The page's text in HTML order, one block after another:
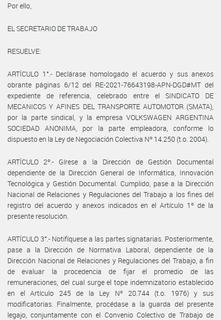
Por ello,
EL SECRETARIO DE TRABAJO
RESUELVE:
ARTÍCULO 1°.- Declárase homologado el acuerdo y sus anexos
obrante páginas 6/12 del RE-2021-76643198-APN-DGD#MT del
expediente de referencia, celebrado entre el SINDICATO DE
MECANICOS Y AFINES DEL TRANSPORTE AUTOMOTOR (SMATA),
por la parte sindical, y la empresa VOLKSWAGEN ARGENTINA
SOCIEDAD ANONIMA, por la parte empleadora, conforme lo
dispuesto en la Ley de Negociación Colectiva Nº 14.250 (t.o. 2004).
ARTÍCULO 2º.- Gírese a la Dirección de Gestión Documental
dependiente de la Dirección General de Informática, Innovación
Tecnológica y Gestión Documental. Cumplido, pase a la Dirección
Nacional de Relaciones y Regulaciones del Trabajo a los fines del
registro del acuerdo y anexos indicados en el Artículo 1º de la
presente resolución.
ARTÍCULO 3°.- Notifíquese a las partes signatarias. Posteriormente,
pase a la Dirección de Normativa Laboral, dependiente de la
Dirección Nacional de Relaciones y Regulaciones del Trabajo, a fin
de evaluar la procedencia de fijar el promedio de las
remuneraciones, del cual surge el tope indemnizatorio establecido
en el Artículo 245 de la Ley Nº 20.744 (t.o. 1976) y sus
modificatorias. Finalmente, procédase a la guarda del presente
legajo, conjuntamente con el Convenio Colectivo de Trabajo de